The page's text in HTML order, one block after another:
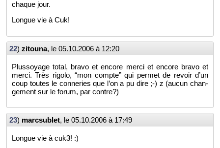
chaque jour.
Longue vie à Cuk!
22) zi­touna, le 05.10.2006 à 12:20
Plus­soyage total, bravo et en­core merci et en­core bravo et
merci. Très ri­golo, “mon compte” qui per­met de re­voir d’un
coup toutes le conne­ries que l’on a pu dire ;-) z (aucun chan­
ge­ment sur le forum, par contre?)
23) marc­su­blet, le 05.10.2006 à 17:49
Longue vie à cuk3! :)